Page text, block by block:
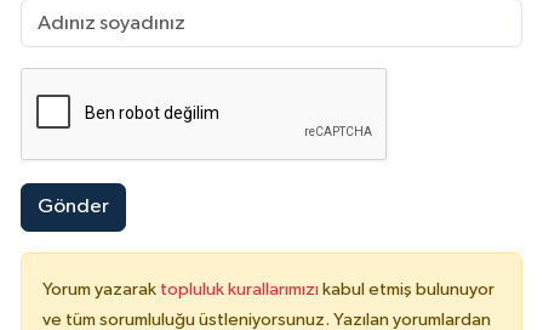
Gönder
Yorum yazarak topluluk kurallarımızı kabul etmiş bulunuyor
ve tüm sorumluluğu üstleniyorsunuz. Yazılan yorumlardan